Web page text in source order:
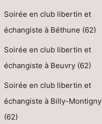
Soirée en club libertin et
échangiste à Béthune (62)
Soirée en club libertin et
échangiste à Beuvry (62)
Soirée en club libertin et
échangiste à Billy-Montigny
(62)